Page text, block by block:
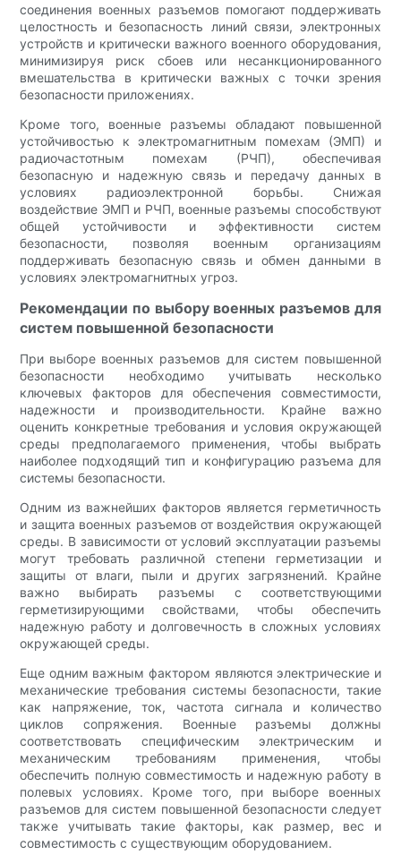
соединения военных разъемов помогают поддерживать
целостность и безопасность линий связи, электронных
устройств и критически важного военного оборудования,
минимизируя риск сбоев или несанкционированного
вмешательства в критически важных с точки зрения
безопасности приложениях.
Кроме того, военные разъемы обладают повышенной
устойчивостью к электромагнитным помехам (ЭМП) и
радиочастотным помехам (РЧП), обеспечивая
безопасную и надежную связь и передачу данных в
условиях радиоэлектронной борьбы. Снижая
воздействие ЭМП и РЧП, военные разъемы способствуют
общей устойчивости и эффективности систем
безопасности, позволяя военным организациям
поддерживать безопасную связь и обмен данными в
условиях электромагнитных угроз.
Рекомендации по выбору военных разъемов для
систем повышенной безопасности
При выборе военных разъемов для систем повышенной
безопасности необходимо учитывать несколько
ключевых факторов для обеспечения совместимости,
надежности и производительности. Крайне важно
оценить конкретные требования и условия окружающей
среды предполагаемого применения, чтобы выбрать
наиболее подходящий тип и конфигурацию разъема для
системы безопасности.
Одним из важнейших факторов является герметичность
и защита военных разъемов от воздействия окружающей
среды. В зависимости от условий эксплуатации разъемы
могут требовать различной степени герметизации и
защиты от влаги, пыли и других загрязнений. Крайне
важно выбирать разъемы с соответствующими
герметизирующими свойствами, чтобы обеспечить
надежную работу и долговечность в сложных условиях
окружающей среды.
Еще одним важным фактором являются электрические и
механические требования системы безопасности, такие
как напряжение, ток, частота сигнала и количество
циклов сопряжения. Военные разъемы должны
соответствовать специфическим электрическим и
механическим требованиям применения, чтобы
обеспечить полную совместимость и надежную работу в
полевых условиях. Кроме того, при выборе военных
разъемов для систем повышенной безопасности следует
также учитывать такие факторы, как размер, вес и
совместимость с существующим оборудованием.